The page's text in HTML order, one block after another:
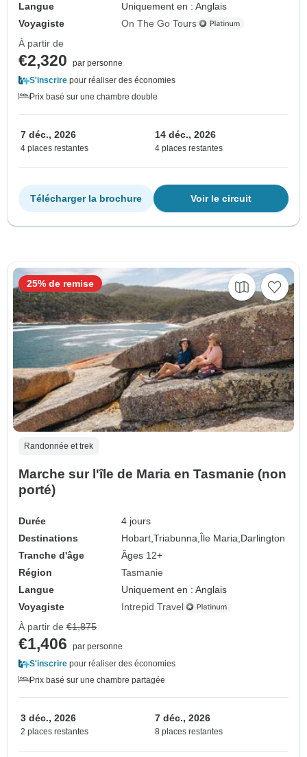
Langue
Uniquement en : Anglais
Voyagiste
On The Go Tours
À partir de
€2,320
par personne
S'inscrire pour réaliser des économies
Prix basé sur une chambre double
7 déc., 2026
4 places restantes
14 déc., 2026
4 places restantes
Voir le circuit
Télécharger la brochure
Randonnée et trek
Marche sur l'île de Maria en Tasmanie (non
porté)
Durée
4 jours
Destinations
Hobart,Triabunna, Île Maria, Darlington
Tranche d'âge
Âges 12+
Région
Tasmanie
Langue
Uniquement en : Anglais
Voyagiste
Intrepid Travel
25% de remise
À partir de €1,875
€1,406
par personne
S'inscrire pour réaliser des économies
Prix basé sur une chambre partagée
3 déc., 2026
2 places restantes
7 déc., 2026
8 places restantes